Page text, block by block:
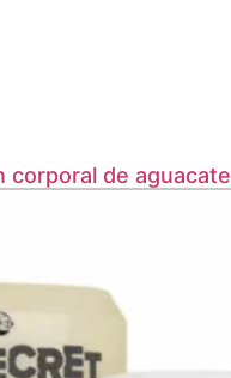
corporal de aguacate